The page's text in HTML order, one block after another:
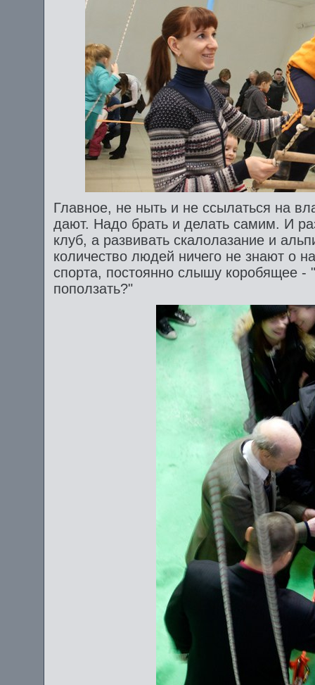
Главное, не ныть и не ссылаться на
дают. Надо брать и делать самим. И
клуб, а развивать скалолазание и
количество людей ничего не знают о
спорта, постоянно слышу коробящее -
поползать?"